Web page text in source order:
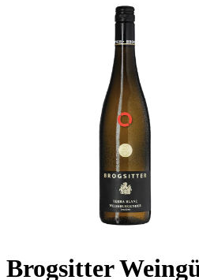
Brogsitter